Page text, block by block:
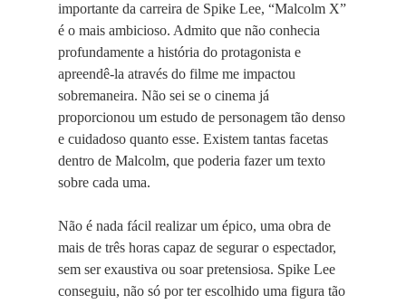
importante da carreira de Spike Lee, “Malcolm X”
é o mais ambicioso. Admito que não conhecia
profundamente a história do protagonista e
apreendê-la através do filme me impactou
sobremaneira. Não sei se o cinema já
proporcionou um estudo de personagem tão denso
e cuidadoso quanto esse. Existem tantas facetas
dentro de Malcolm, que poderia fazer um texto
sobre cada uma.
Não é nada fácil realizar um épico, uma obra de
mais de três horas capaz de segurar o espectador,
sem ser exaustiva ou soar pretensiosa. Spike Lee
conseguiu, não só por ter escolhido uma figura tão